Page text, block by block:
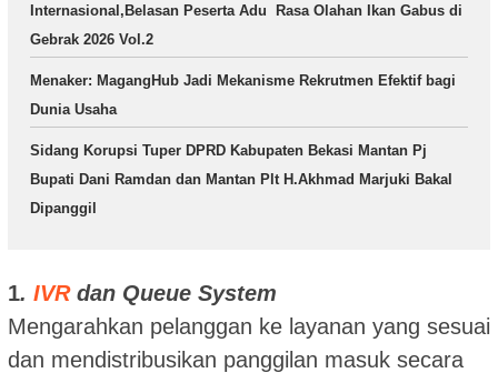
Internasional,Belasan Peserta Adu Rasa Olahan Ikan Gabus di
Gebrak 2026 Vol.2
Menaker: MagangHub Jadi Mekanisme Rekrutmen Efektif bagi
Dunia Usaha
Sidang Korupsi Tuper DPRD Kabupaten Bekasi Mantan Pj
Bupati Dani Ramdan dan Mantan Plt H.Akhmad Marjuki Bakal
Dipanggil
1. IVRdan Queue System
Mengarahkan pelanggan ke layanan yang sesuai
dan mendistribusikan panggilan masuk secara